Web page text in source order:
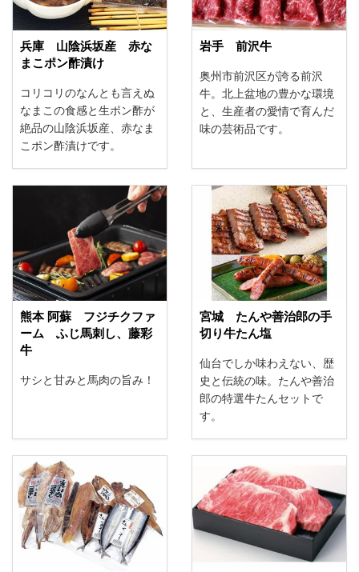
兵庫 山陰浜坂産 赤な
まこポン酢漬け
コリコリのなんとも言えぬ
なまこの食感と生ポン酢が
絶品の山陰浜坂産、赤なま
こポン酢漬けです。
岩手 前沢牛
奥州市前沢区が誇る前沢
牛。北上盆地の豊かな環境
と、生産者の愛情で育んだ
味の芸術品です。
熊本 阿蘇 フジチクファ
ーム ふじ馬刺し、藤彩
牛
サシと甘みと馬肉の旨み！
宮城 たんや善治郎の手
切り牛たん塩
仙台でしか味わえない、歴
史と伝統の味。たんや善治
郎の特選牛たんセットで
す。